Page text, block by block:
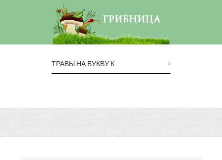
ТРАВЫ НА БУКВУ К